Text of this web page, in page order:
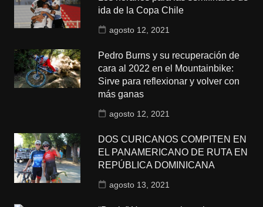
ida de la Copa Chile
agosto 12, 2021
Pedro Burns y su recuperación de
cara al 2022 en el Mountainbike:
Sirve para reflexionar y volver con
más ganas
agosto 12, 2021
DOS CURICANOS COMPITEN EN
EL PANAMERICANO DE RUTA EN
REPÚBLICA DOMINICANA
agosto 13, 2021